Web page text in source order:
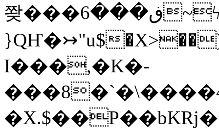
쫮���ڧ���6~ϟ��bɐ�
}QҤ�↣"u$
I���,�K�-